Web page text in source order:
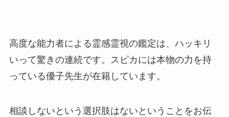
高度な能力者による霊感霊視の鑑定は、ハッキリ
いって驚きの連続です。スピカには本物の力を持
っている優子先生が在籍しています。
相談しないという選択肢はないということをお伝